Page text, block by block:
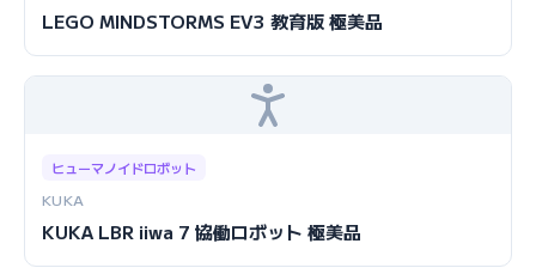
LEGO MINDSTORMS EV3 教育版 極美品
ヒューマノイドロボット
KUKA
KUKA LBR iiwa 7 協働ロボット 極美品